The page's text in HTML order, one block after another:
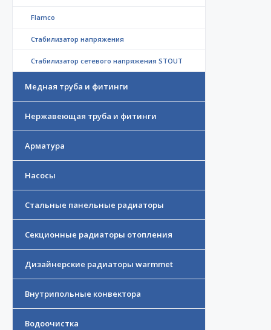
Flamco
Стабилизатор напряжения
Стабилизатор сетевого напряжения STOUT
Медная труба и фитинги
Нержавеющая труба и фитинги
Арматура
Насосы
Стальные панельные радиаторы
Секционные радиаторы отопления
Дизайнерские радиаторы warmmet
Внутрипольные конвектора
Водоочистка